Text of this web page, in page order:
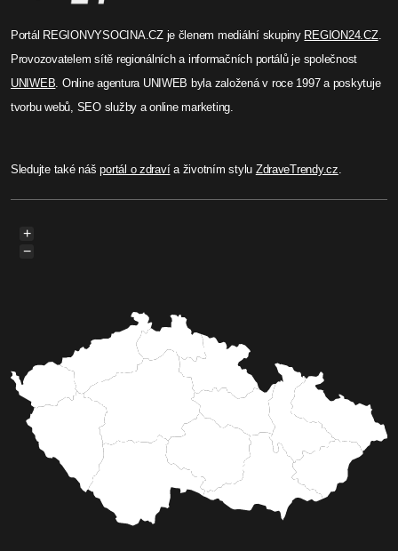
Portál REGIONVYSOCINA.CZ je členem mediální skupiny REGION24.CZ.
Provozovatelem sítě regionálních a informačních portálů je společnost
UNIWEB. Online agentura UNIWEB byla založená v roce 1997 a poskytuje
tvorbu webů, SEO služby a online marketing.
Sledujte také nášportál o zdravía životním stylu ZdraveTrendy.cz.
+
−